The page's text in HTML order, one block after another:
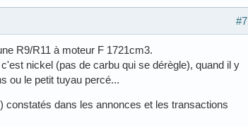
#7
R9/R11 à moteur F 1721cm3.
nickel (pas de carbu qui se dérègle), quand il y
ou le petit tuyau percé...
constatés dans les annonces et les transactions